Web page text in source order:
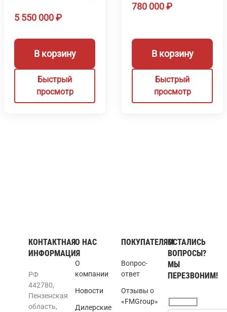
5 550 000₽
В корзину
Быстрый
просмотр
780 000₽
В корзину
Быстрый
просмотр
КОНТАКТНАЯ
ИНФОРМАЦИЯ
РФ
442780,
Пензенская
область,
О НАС
О
компании
Новости
Дилерские
ПОКУПАТЕЛЯМ
Вопрос-
ответ
Отзывы о
«FMGroup»
ОСТАЛИСЬ
ВОПРОСЫ?
МЫ
ПЕРЕЗВОНИМ!